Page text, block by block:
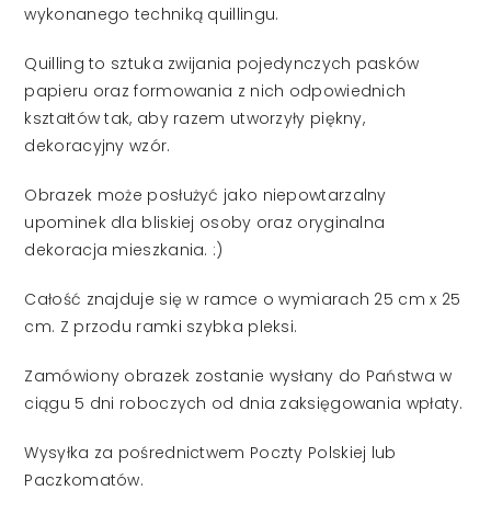
wykonanego techniką quillingu.
Quilling to sztuka zwijania pojedynczych pasków
papieru oraz formowania z nich odpowiednich
kształtów tak, aby razem utworzyły piękny,
dekoracyjny wzór.
Obrazek może posłużyć jako niepowtarzalny
upominek dla bliskiej osoby oraz oryginalna
dekoracja mieszkania. :)
Całość znajduje się w ramce o wymiarach 25 cm x 25
cm. Z przodu ramki szybka pleksi.
Zamówiony obrazek zostanie wysłany do Państwa w
ciągu 5 dni roboczych od dnia zaksięgowania wpłaty.
Wysyłka za pośrednictwem Poczty Polskiej lub
Paczkomatów.